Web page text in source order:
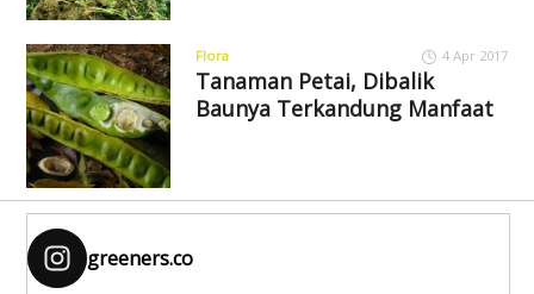
Flora 4 Apr 2017
Tanaman Petai, Dibalik
Baunya Terkandung Manfaat
greeners.co